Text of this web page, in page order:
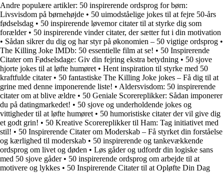
Andre populære artikler: 50 inspirerende ordsprog for børn:
Livsvisdom på børnehøjde • 50 uimodståelige jokes til at fejre 50-års
fødselsdag • 50 inspirerende løvemor citater til at styrke dig som
forælder• 50 inspirerende vinder citater, der sætter fut i din motivation
• Sådan sikrer du dig og har styr på økonomien – 50 vigtige ordsprog •
The Killing Joke IMDb: 50 essentielle film at se! • 50 Inspirerende
Citater om Fødselsdage: Giv din fejring ekstra betydning • 50 sjove
hjorte jokes til at løfte humøret • Hent inspiration til styrke med 50
kraftfulde citater• 50 fantastiske The Killing Joke jokes – Få dig til at
grine med denne imponerende liste! • Aldersvisdom: 50 inspirerende
citater om at blive ældre • 50 Geniale Scorereplikker: Sådan imponerer
du på datingmarkedet! • 50 sjove og underholdende jokes og
vittigheder til at løfte humøret • 50 humoristiske citater der vil give dig
et godt grin! • 50 Kreative Scorereplikker til Ham: Tag initiativet med
stil! • 50 Inspirerende Citater om Moderskab – Få styrket din forståelse
og kærlighed til moderskab • 50 inspirerende og tankevækkende
ordsprog om livet og døden • Løs gåder og udfordr din logiske sans
med 50 sjove gåder• 50 inspirerende ordsprog om arbejde til at
motivere og lykkes • 50 Inspirerende Citater til at Opløfte Din Dag